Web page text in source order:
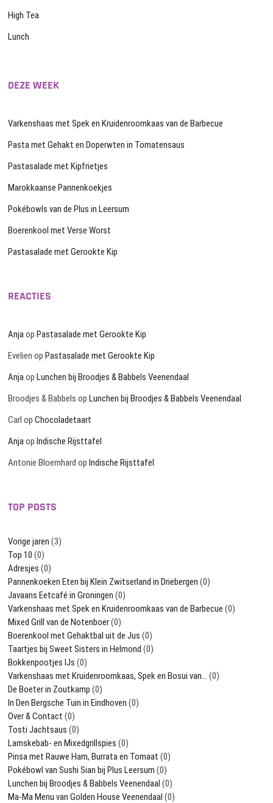
High Tea
Lunch
DEZE WEEK
Varkenshaas met Spek en Kruidenroomkaas van de Barbecue
Pasta met Gehakt en Doperwten in Tomatensaus
Pastasalade met Kipfrietjes
Marokkaanse Pannenkoekjes
Pokébowls van de Plus in Leersum
Boerenkool met Verse Worst
Pastasalade met Gerookte Kip
REACTIES
AnjaopPastasalade met Gerookte Kip
Evelien opPastasalade met Gerookte Kip
AnjaopLunchen bij Broodjes & Babbels Veenendaal
Broodjes & Babbels opLunchen bij Broodjes & Babbels Veenendaal
Carl opChocoladetaart
AnjaopIndische Rijsttafel
Antonie Bloemhard opIndische Rijsttafel
TOP POSTS
Vorige jaren (3)
Top 10 (0)
Adresjes (0)
Pannenkoeken Eten bij Klein Zwitserland in Driebergen (0)
Javaans Eetcafé in Groningen (0)
Varkenshaas met Spek en Kruidenroomkaas van de Barbecue (0)
Mixed Grill van de Notenboer(0)
Boerenkool met Gehaktbal uit de Jus (0)
Taartjes bij Sweet Sisters in Helmond (0)
Bokkenpootjes IJs (0)
Varkenshaas met Kruidenroomkaas, Spek en Bosui van… (0)
De Boeter in Zoutkamp (0)
In Den Bergsche Tuin in Eindhoven (0)
Over & Contact (0)
Tosti Jachtsaus (0)
Lamskebab- en Mixedgrillspies (0)
Pinsa met Rauwe Ham, Burrata en Tomaat (0)
Pokébowl van Sushi Sian bij Plus Leersum (0)
Lunchen bij Broodjes & Babbels Veenendaal (0)
Ma-Ma Menu van Golden House Veenendaal (0)